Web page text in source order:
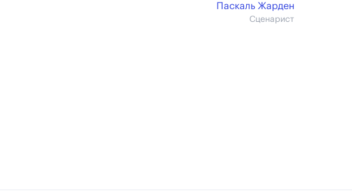
Паскаль Жарден
Сценарист